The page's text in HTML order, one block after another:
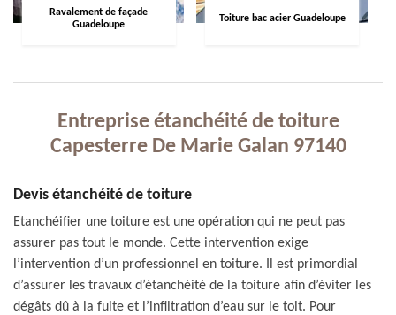
Ravalement de façade
Guadeloupe
Toiture bac acier Guadeloupe
Entreprise étanchéité de toiture
Capesterre De Marie Galan 97140
Devis étanchéité de toiture
Etanchéifier une toiture est une opération qui ne peut pas
assurer pas tout le monde. Cette intervention exige
l’intervention d’un professionnel en toiture. Il est primordial
d’assurer les travaux d’étanchéité de la toiture afin d’éviter les
dégâts dû à la fuite et l’infiltration d’eau sur le toit. Pour